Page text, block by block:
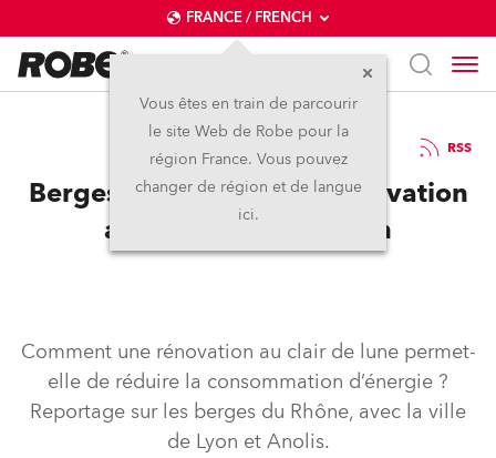
FRANCE / FRENCH
Vous êtes en train de parcourir
le site Web de Robe pour la
région France. Vous pouvez
changer de région et de langue
ici.
23 / 08 / 2023 RSS
Berges du Rhône : une rénovation
au clair de lune à Lyon
Comment une rénovation au clair de lune permet-
elle de réduire la consommation d’énergie ?
Reportage sur les berges du Rhône, avec la ville
de Lyon et Anolis.